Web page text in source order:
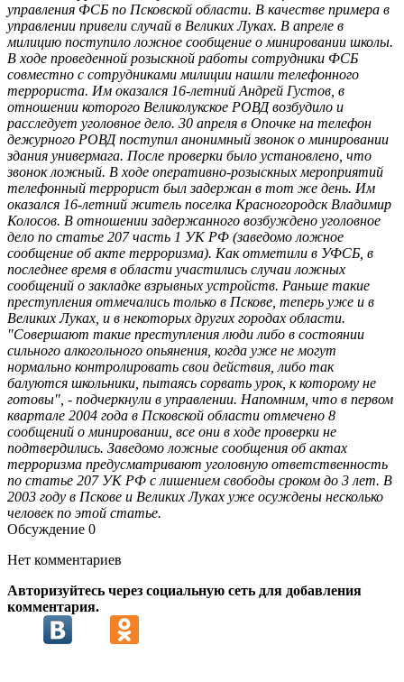
управления ФСБ по Псковской области. В качестве примера в
управлении привели случай в Великих Луках. В апреле в
милицию поступило ложное сообщение о минировании школы.
В ходе проведенной розыскной работы сотрудники ФСБ
совместно с сотрудниками милиции нашли телефонного
террориста. Им оказался 16-летний Андрей Густов, в
отношении которого Великолукское РОВД возбудило и
расследует уголовное дело. 30 апреля в Опочке на телефон
дежурного РОВД поступил анонимный звонок о минировании
здания универмага. После проверки было установлено, что
звонок ложный. В ходе оперативно-розыскных мероприятий
телефонный террорист был задержан в тот же день. Им
оказался 16-летний житель поселка Красногородск Владимир
Колосов. В отношении задержанного возбуждено уголовное
дело по статье 207 часть 1 УК РФ (заведомо ложное
сообщение об акте терроризма). Как отметили в УФСБ, в
последнее время в области участились случаи ложных
сообщений о закладке взрывных устройств. Раньше такие
преступления отмечались только в Пскове, теперь уже и в
Великих Луках, и в некоторых других городах области.
"Совершают такие преступления люди либо в состоянии
сильного алкогольного опьянения, когда уже не могут
нормально контролировать свои действия, либо так
балуются школьники, пытаясь сорвать урок, к которому не
готовы", - подчеркнули в управлении. Напомним, что в первом
квартале 2004 года в Псковской области отмечено 8
сообщений о минировании, все они в ходе проверки не
подтвердились. Заведомо ложные сообщения об актах
терроризма предусматривают уголовную ответственность
по статье 207 УК РФ с лишением свободы сроком до 3 лет. В
2003 году в Пскове и Великих Луках уже осуждены несколько
человек по этой статье.
Обсуждение 0
Нет комментариев
Авторизуйтесь через социальную сеть для добавления
комментария.